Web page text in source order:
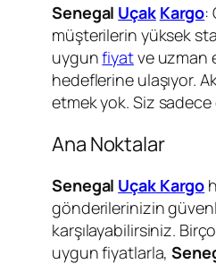
Senegal Uçak Kargo:
müşterilerin yüksek
uygunfiyatve uzman
hedeflerine ulaşıyor.
etmek yok. Siz
Ana Noktalar
Senegal Uçak Kargo
gönderilerinizin
karşılayabilirsiniz.
uygun fiyatlarla,